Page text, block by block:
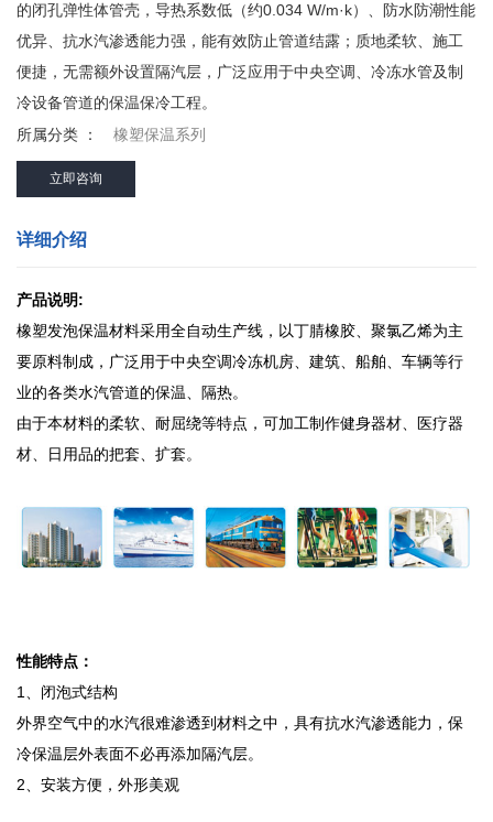
的闭孔弹性体管壳，导热系数低（约0.034 W/m·k）、防水防潮性能
优异、抗水汽渗透能力强，能有效防止管道结露；质地柔软、施工
便捷，无需额外设置隔汽层，广泛应用于中央空调、冷冻水管及制
冷设备管道的保温保冷工程。
所属分类 ：
橡塑保温系列
立即咨询
详细介绍
产品说明:
橡塑发泡保温材料采用全自动生产线，以丁腈橡胶、聚氯乙烯为主
要原料制成，广泛用于中央空调冷冻机房、建筑、船舶、车辆等行
业的各类水汽管道的保温、隔热。
由于本材料的柔软、耐屈绕等特点，可加工制作健身器材、医疗器
材、日用品的把套、扩套。
性能特点：
1、闭泡式结构
外界空气中的水汽很难渗透到材料之中，具有抗水汽渗透能力，保
冷保温层外表面不必再添加隔汽层。
2、安装方便，外形美观